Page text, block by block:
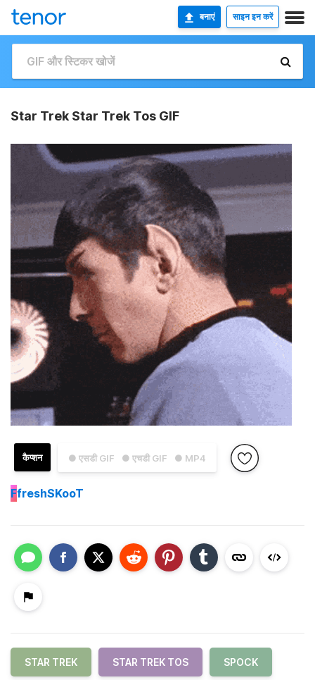
बनाएं साइन इन करें
Star Trek Star Trek Tos GIF
● एसडी GIF ● एचडी GIF ● MP4
कैप्शन
FfreshSKooT
STAR TREK STAR TREK TOS SPOCK